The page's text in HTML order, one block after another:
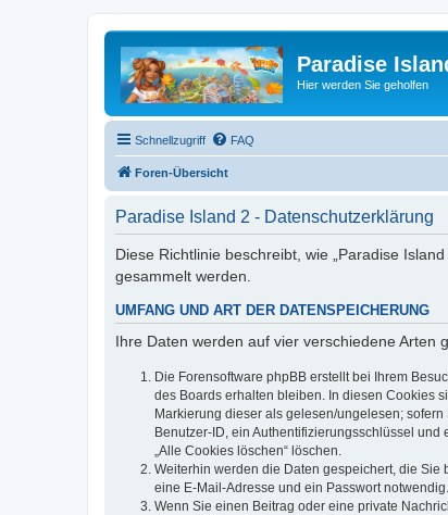
Paradise
Hier werden Sie geholfen
Schnellzugriff FAQ
Foren-Übersicht
Paradise Island 2 - Datenschutzerklärung
Diese Richtlinie beschreibt, wie „Paradise
gesammelt werden.
UMFANG UND ART DER DATENSPEICHERUNG
Ihre Daten werden auf vier verschiedene Arten
Die Forensoftware phpBB erstellt bei Ihrem
des Boards erhalten bleiben. In diesen Cookies
Markierung dieser als gelesen/ungelesen;
Benutzer-ID, ein Authentifizierungsschlüssel
„Alle Cookies löschen“ löschen.
Weiterhin werden die Daten gespeichert, die
eine E-Mail-Adresse und ein Passwort
Wenn Sie einen Beitrag oder eine private